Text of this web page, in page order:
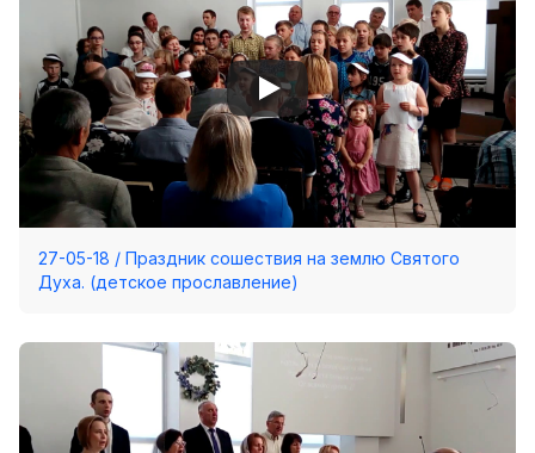
27-05-18 / Праздник сошествия на землю Святого
Духа. (детское прославление)